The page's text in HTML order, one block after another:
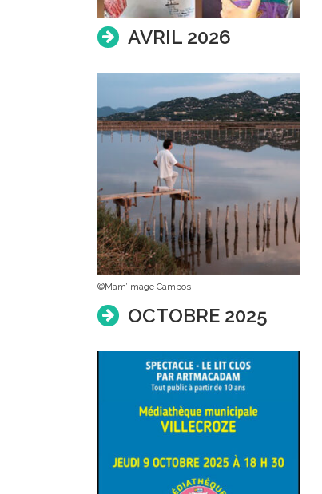
AVRIL 2026
©Mam’image Campos
OCTOBRE 2025